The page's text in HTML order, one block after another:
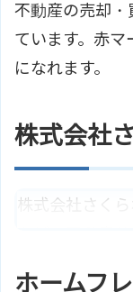
不動産の売却・
ています。赤
になれます。
株式会社
株式会社さく
ホームフ